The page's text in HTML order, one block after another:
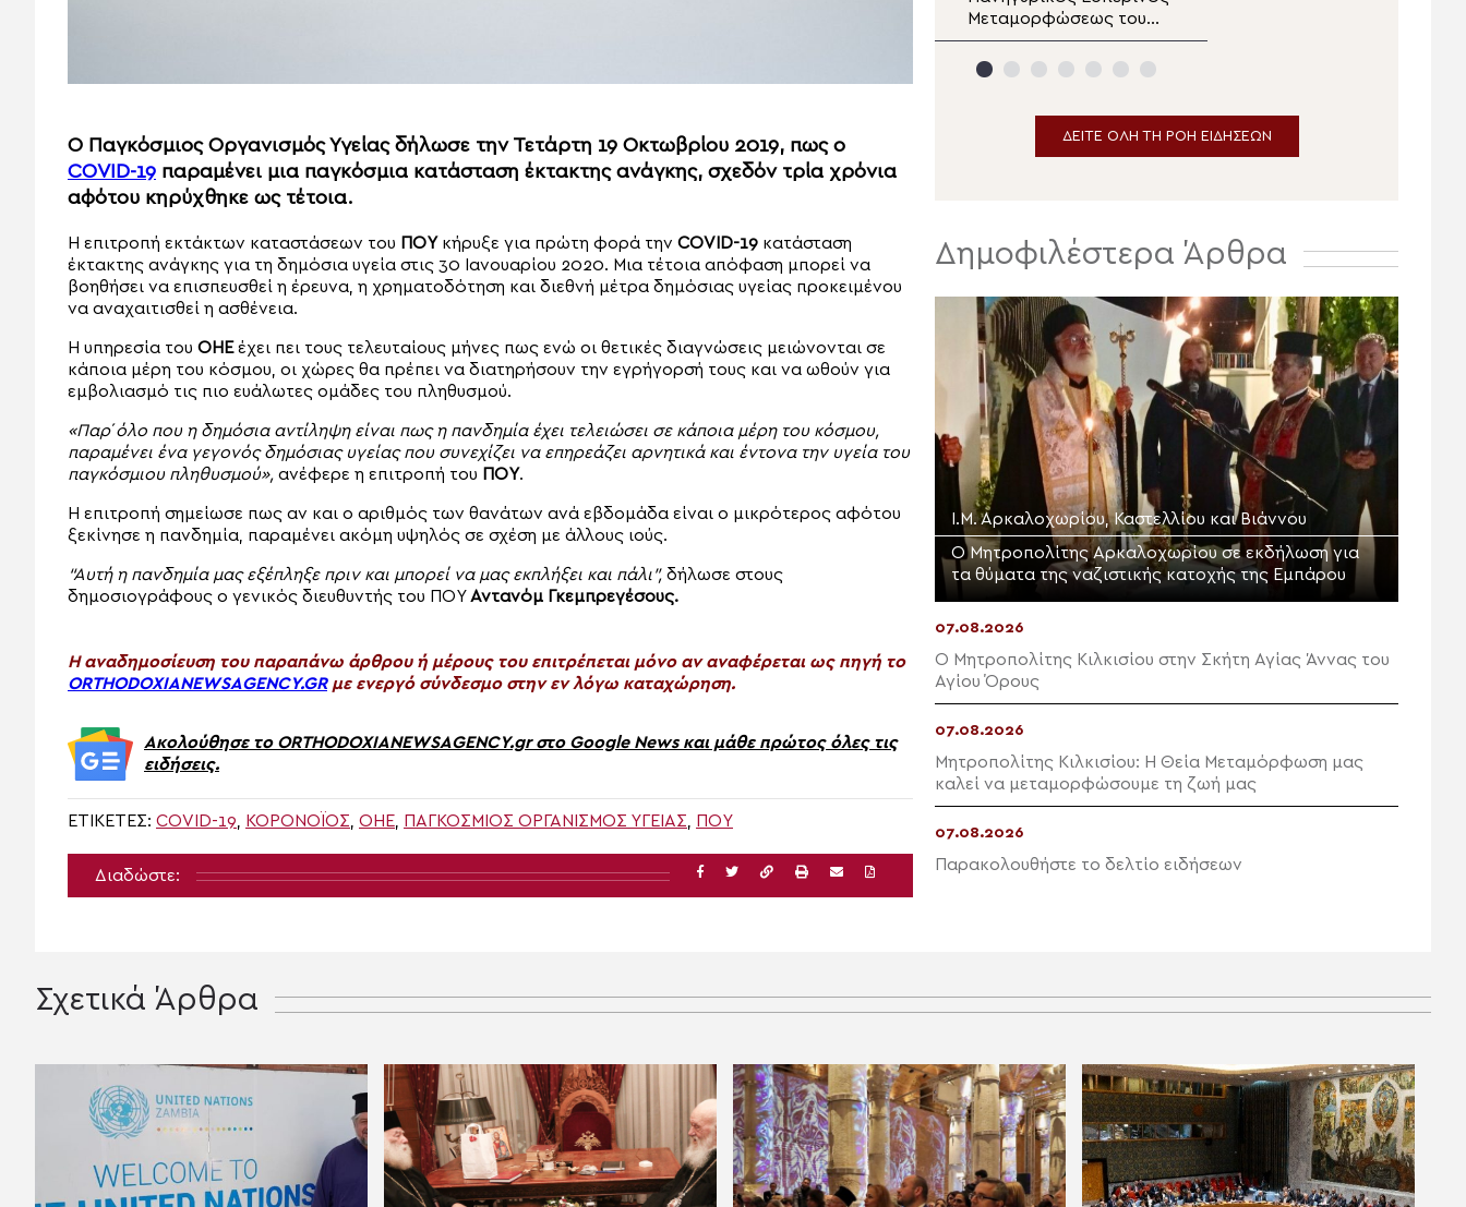
Ο Παγκόσμιος Οργανισμός Υγείας δήλωσε την Τετάρτη 19 Οκτωβρίου 2019, πως ο
COVID-19 παραμένει μια παγκόσμια κατάσταση έκτακτης ανάγκης, σχεδόν τρία χρόνια
αφότου κηρύχθηκε ως τέτοια.
Η επιτροπή εκτάκτων καταστάσεων του ΠΟΥ κήρυξε για πρώτη φορά την COVID-19 κατάσταση
έκτακτης ανάγκης για τη δημόσια υγεία στις 30 Ιανουαρίου 2020. Μια τέτοια απόφαση μπορεί να
βοηθήσει να επισπευσθεί η έρευνα, η χρηματοδότηση και διεθνή μέτρα δημόσιας υγείας προκειμένου
να αναχαιτισθεί η ασθένεια.
Η υπηρεσία του ΟΗΕέχει πει τους τελευταίους μήνες πως ενώ οι θετικές διαγνώσεις μειώνονται σε
κάποια μέρη του κόσμου, οι χώρες θα πρέπει να διατηρήσουν την εγρήγορσή τους και να ωθούν για
εμβολιασμό τις πιο ευάλωτες ομάδες του πληθυσμού.
«Παρ΄όλο που η δημόσια αντίληψη είναι πως η πανδημία έχει τελειώσει σε κάποια μέρη του κόσμου,
παραμένει ένα γεγονός δημόσιας υγείας που συνεχίζει να επηρεάζει αρνητικά και έντονα την υγεία του
παγκόσμιου πληθυσμού», ανέφερε η επιτροπή του ΠΟΥ.
Η επιτροπή σημείωσε πως αν και ο αριθμός των θανάτων ανά εβδομάδα είναι ο μικρότερος αφότου
ξεκίνησε η πανδημία, παραμένει ακόμη υψηλός σε σχέση με άλλους ιούς.
“Αυτή η πανδημία μας εξέπληξε πριν και μπορεί να μας εκπλήξει και πάλι”, δήλωσε στους
δημοσιογράφους ο γενικός διευθυντής του ΠΟΥ Αντανόμ Γκεμπρεγέσους.
H αναδημοσίευση του παραπάνω άρθρου ή μέρους του επιτρέπεται μόνο αν αναφέρεται ως πηγή το
ORTHODOXIANEWSAGENCY.GRμε ενεργό σύνδεσμο στην εν λόγω καταχώρηση.
Ακολούθησε το ORTHODOXIANEWSAGENCY.gr στο Google News και μάθε πρώτος όλες τις
ειδήσεις.
ΕΤΙΚΈΤΕΣ: COVID-19 ΚΟΡΟΝΟΪΌΣ ΟΗΕ ΠΑΓΚΌΣΜΙΟΣ ΟΡΓΑΝΙΣΜΌΣ ΥΓΕΊΑΣ ΠΟΥ
Διαδώστε:
Πριγκηπόνησα
Μεταμορφώσεως του
Σωτήρος στο
Αρκαλοχώρι
ΔΕΙΤΕ ΟΛΗ ΤΗ ΡΟΗ ΕΙΔΗΣΕΩΝ
Δημοφιλέστερα Άρθρα
Ι.Μ. Αρκαλοχωρίου, Καστελλίου και Βιάννου
Ο Μητροπολίτης Αρκαλοχωρίου σε εκδήλωση για
τα θύματα της ναζιστικής κατοχής της Εμπάρου
07.08.2026
Ο Μητροπολίτης Κιλκισίου στην Σκήτη Αγίας Άννας του
Αγίου Όρους
07.08.2026
Μητροπολίτης Κιλκισίου: Η Θεία Μεταμόρφωση μας
καλεί να μεταμορφώσουμε τη ζωή μας
07.08.2026
Παρακολουθήστε το δελτίο ειδήσεων
Σχετικά Άρθρα